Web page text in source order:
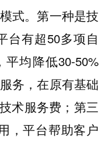
式。第一种是技
台有超50多项自
均降低30-50%
务，在原有基础
术服务费；第三
，平台帮助客户